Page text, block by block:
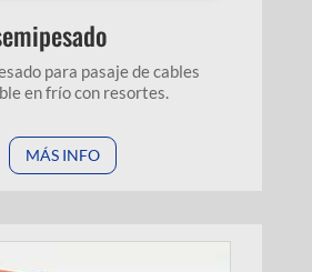
para pasaje de cables
en frío con resortes.
MÁS INFO